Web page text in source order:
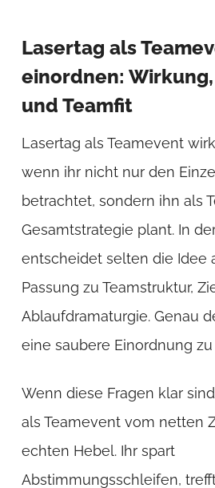
Lasertag als
einordnen:
und Teamfit
Lasertag als Teamevent
wenn ihr nicht nur den
betrachtet, sondern ihn als
Gesamtstrategie plant. In
entscheidet selten die Idee
Passung zu Teamstruktur,
Ablaufdramaturgie. Genau
eine saubere Einordnung
Wenn diese Fragen klar
als Teamevent vom netten
echten Hebel. Ihr spart
Abstimmungsschleifen,